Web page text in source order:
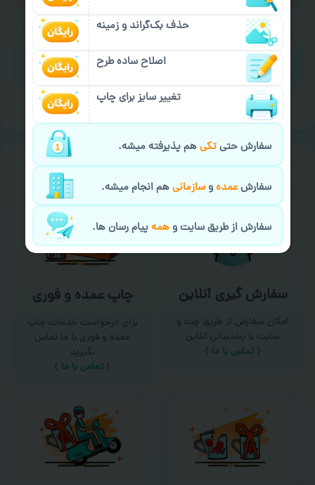
برای ارسال پیام کلیک کنید
خیالت راحت ازسفارش گیری
سفارش گیری آنلاین
امکان سفارش از طریق چت و
سایت با پشتیبانی آنلاین
( تماس با ما‌ )
چاپ عمده و فوری
برای درخواست خدمات چاپ
عمده و فوری با ما تماس
بگیرید
( تماس با ما )
حذف بک‌گراند و زمینه
اصلاح ساده طرح
تغییر سایز برای چاپ
سفارش حتیتکیهم پذیرفته میشه.
سفارشعمدهوسازمانیهم انجام میشه.
سفارش از طریق سایت وهمهپیام رسان ها.